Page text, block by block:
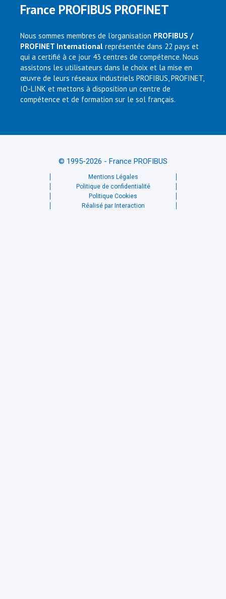
France PROFIBUS PROFINET
Nous sommes membres de l’organisation PROFIBUS /
PROFINET International représentée dans 22 pays et
qui a certifié à ce jour 43 centres de compétence. Nous
assistons les utilisateurs dans le choix et la mise en
œuvre de leurs réseaux industriels PROFIBUS, PROFINET,
IO-LINK et mettons à disposition un centre de
compétence et de formation sur le sol français.
© 1995-2026 - France PROFIBUS
Mentions Légales
Politique de confidentialité
Politique Cookies
Réalisé par Interaction